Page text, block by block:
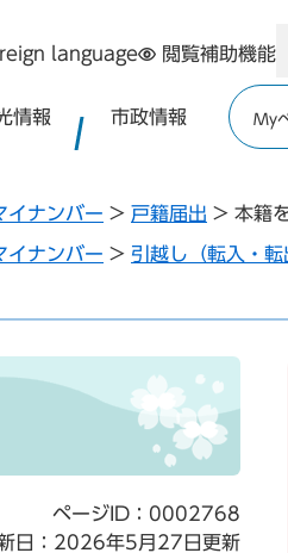
language 閲覧補助機能
情報 市政情報 My
イナンバー > 戸籍届出 > 本籍
イナンバー > 引越し（転入・転
ページID：0002768
日：2026年5月27日更新